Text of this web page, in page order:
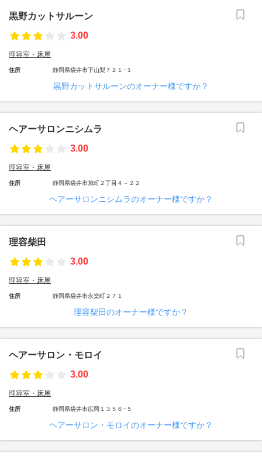
黒野カットサルーン
3.00
理容室・床屋
住所 静岡県袋井市下山梨７２１−１
黒野カットサルーンのオーナー様ですか？
ヘアーサロンニシムラ
3.00
理容室・床屋
住所 静岡県袋井市旭町２丁目４－２２
ヘアーサロンニシムラのオーナー様ですか？
理容柴田
3.00
理容室・床屋
住所 静岡県袋井市永楽町２７１
理容柴田のオーナー様ですか？
ヘアーサロン・モロイ
3.00
理容室・床屋
住所 静岡県袋井市広岡１３５６−５
ヘアーサロン・モロイのオーナー様ですか？